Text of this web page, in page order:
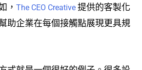
， The CEO Creative 提供的客製化
助企業在每個接觸點展現更具規